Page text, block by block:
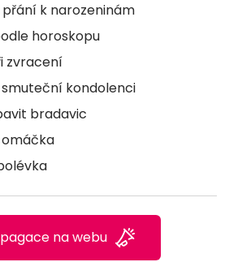
k narozeninám
horoskopu
zvracení
kondolenci
bradavic
na webu